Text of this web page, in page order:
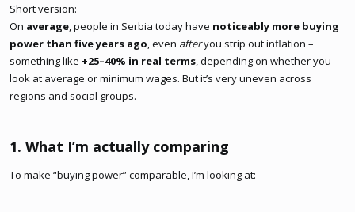
Short version:
On average, people in Serbia today have noticeably more buying
power than five years ago, even afteryou strip out inflation –
something like +25–40% in real terms, depending on whether you
look at average or minimum wages. But it’s very uneven across
regions and social groups.
1. What I’m actually comparing​
To make “buying power” comparable, I’m looking at: